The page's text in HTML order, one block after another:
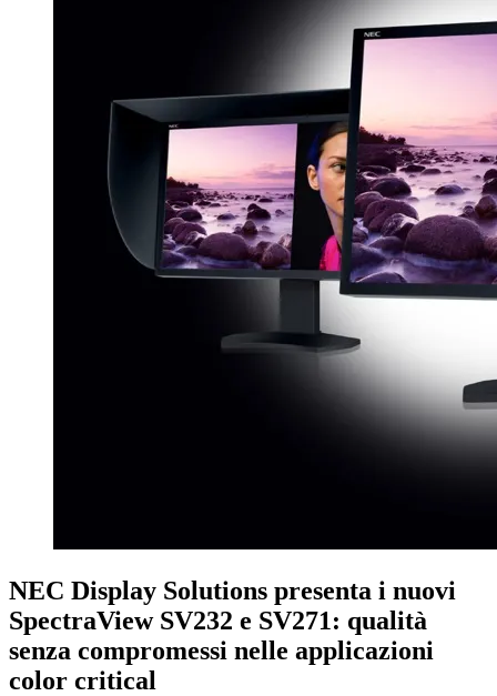
NEC Display Solutions presenta i nuovi
SpectraView SV232 e SV271: qualità
senza compromessi nelle applicazioni
color critical